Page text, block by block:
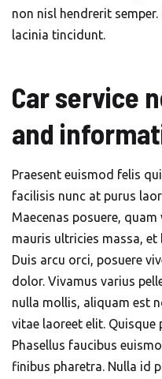
non nisl hendrerit
lacinia tincidunt.
Car service
and
Praesent euismod felis
facilisis nunc at purus
Maecenas posuere,
mauris ultricies massa,
Duis arcu orci, posuere
dolor. Vivamus varius
nulla mollis, aliquam est
vitae laoreet elit. Quisque
Phasellus faucibus
finibus pharetra. Nulla id